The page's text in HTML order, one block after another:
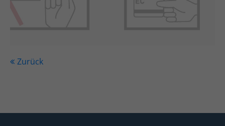
Zurück